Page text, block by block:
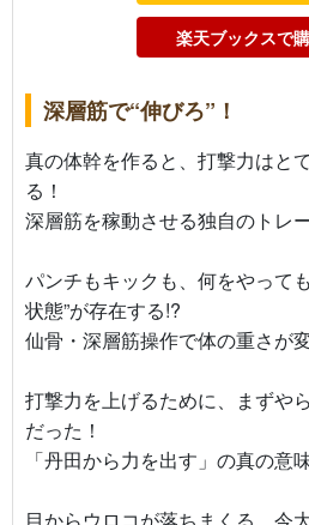
楽天ブックスで
深層筋で“伸びろ”！
真の体幹を作ると、打撃力はと
る！
深層筋を稼動させる独自のトレ
パンチもキックも、何をやって
状態”が存在する!?
仙骨・深層筋操作で体の重さが
打撃力を上げるために、まずや
だった！
「丹田から力を出す」の真の意
目からウロコが落ちまくる、今